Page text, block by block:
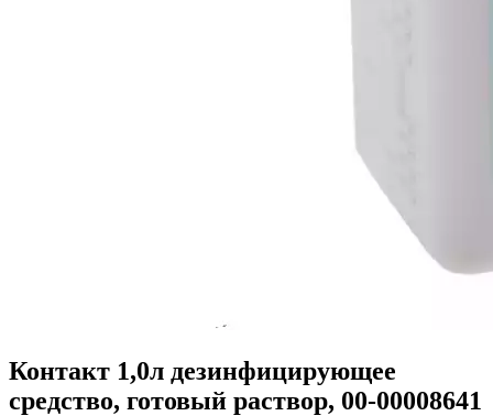
Контакт 1,0л дезинфицирующее
средство, готовый раствор, 00-00008641